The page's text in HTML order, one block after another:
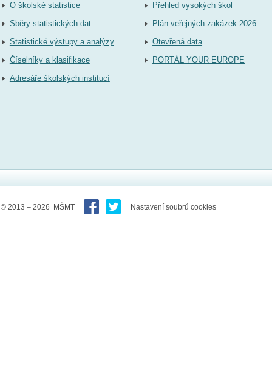
O školské statistice
Sběry statistických dat
Statistické výstupy a analýzy
Číselníky a klasifikace
Adresáře školských institucí
Přehled vysokých škol
Plán veřejných zakázek 2026
Otevřená data
PORTÁL YOUR EUROPE
© 2013 – 2026 MŠMT Nastavení soubrů cookies